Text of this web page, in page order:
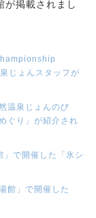
が掲載されまし
じょんスタッフが
温泉じょんのび
ぐり」が紹介され
で開催した「氷シ
館」で開催した